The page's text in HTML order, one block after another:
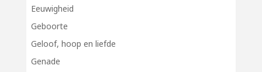
Eeuwigheid
Geboorte
Geloof, hoop en liefde
Genade